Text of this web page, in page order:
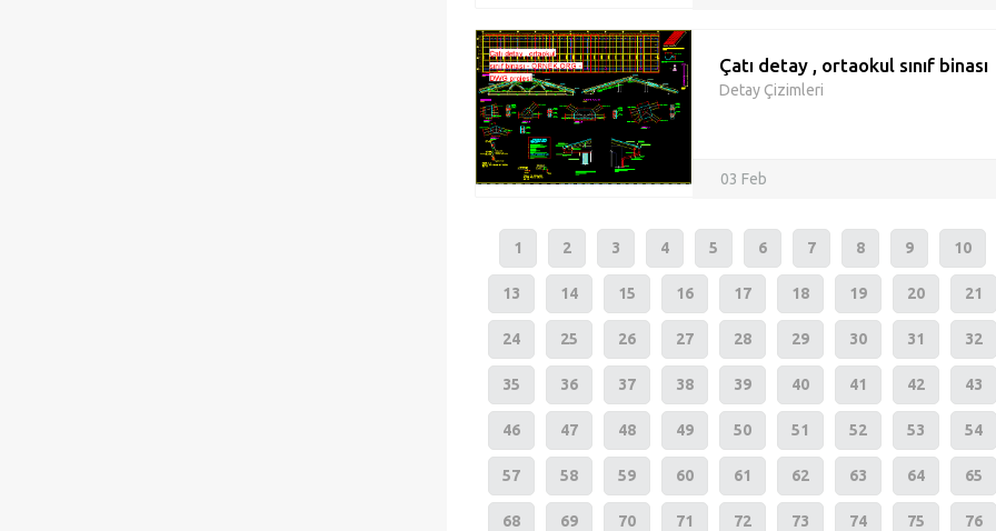
Çatı detay , ortaokul sınıf binası
Detay Çizimleri
03 Feb
1 2 3 4 5 6 7 8 9 10
13 14 15 16 17 18 19 20 21
24 25 26 27 28 29 30 31 32
35 36 37 38 39 40 41 42 43
46 47 48 49 50 51 52 53 54
57 58 59 60 61 62 63 64 65
68 69 70 71 72 73 74 75 76